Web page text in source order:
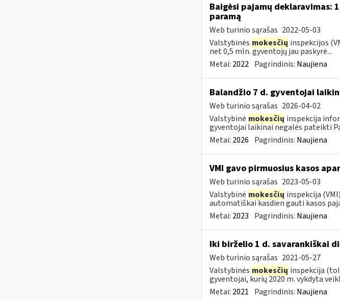
Baigėsi pajamų deklaravimas:
paramą
Web turinio sąrašas 2022-05-03
Valstybinės mokesčių inspekcijos
net 0,5 mln. gyventojų jau paskyrė...
Metai: 2022 Pagrindinis: Naujiena
Balandžio 7 d. gyventojai
Web turinio sąrašas 2026-04-02
Valstybinė mokesčių inspekcija
gyventojai laikinai negalės pateikti
Metai: 2026 Pagrindinis: Naujiena
VMI gavo pirmuosius kasos
Web turinio sąrašas 2023-05-03
Valstybinė mokesčių inspekcija
automatiškai kasdien gauti kasos
Metai: 2023 Pagrindinis: Naujiena
Iki birželio 1 d. savarankiškai
Web turinio sąrašas 2021-05-27
Valstybinės mokesčių inspekcija
gyventojai, kurių 2020 m. vykdyta
Metai: 2021 Pagrindinis: Naujiena